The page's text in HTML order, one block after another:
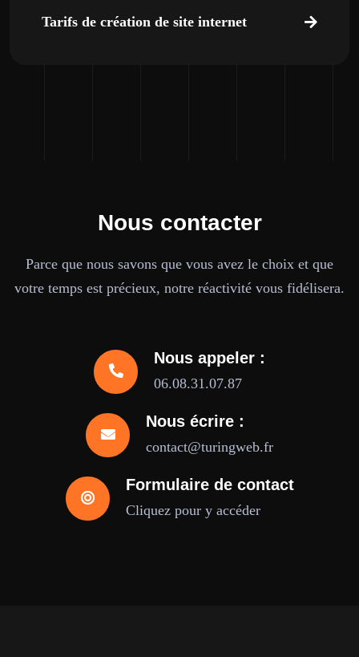
Tarifs de création de site internet
Nous contacter
Parce que nous savons que vous avez le choix et que
votre temps est précieux, notre réactivité vous fidélisera.
Nous appeler :
06.08.31.07.87
Nous écrire :
contact@turingweb.fr
Formulaire de contact
Cliquez pour y accéder